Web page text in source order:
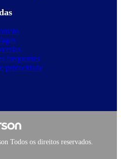
frequentes
privacidade
Todos os direitos reservados.